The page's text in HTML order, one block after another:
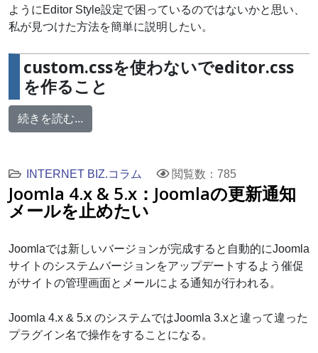
ようにEditor Style設定で困っているのではないかと思い、
私が見つけた方法を簡単に説明したい。
custom.cssを使わないでeditor.css
を作ること
続きを読む...
INTERNET BIZ.コラム 閲覧数：785
Joomla 4.x & 5.x：Joomlaの更新通知
メールを止めたい
Joomlaでは新しいバージョンが完成すると自動的にJoomla
サイトのシステムバージョンをアップデートするよう催促
がサイトの管理画面とメールによる通知が行われる。
Joomla 4.x & 5.x のシステムではJoomla 3.xと違って違った
プラグイン名で操作をすることになる。